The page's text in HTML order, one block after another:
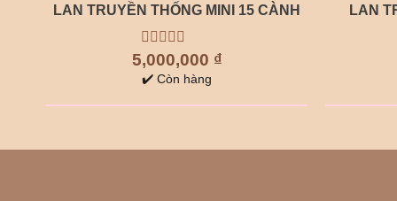
LAN TRUYỀN THỐNG MINI 15 CÀNH
0
out
of
5,000,000 ₫
✔️ Còn hàng
LAN